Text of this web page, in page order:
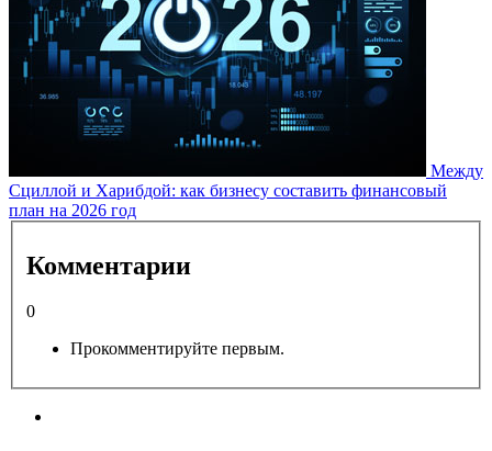
Между
Сциллой и Харибдой: как бизнесу составить финансовый
план на 2026 год
Комментарии
0
Прокомментируйте первым.